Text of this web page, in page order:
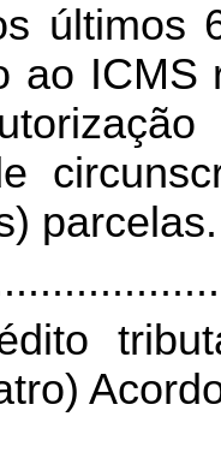
últimos
ao
parcelas.